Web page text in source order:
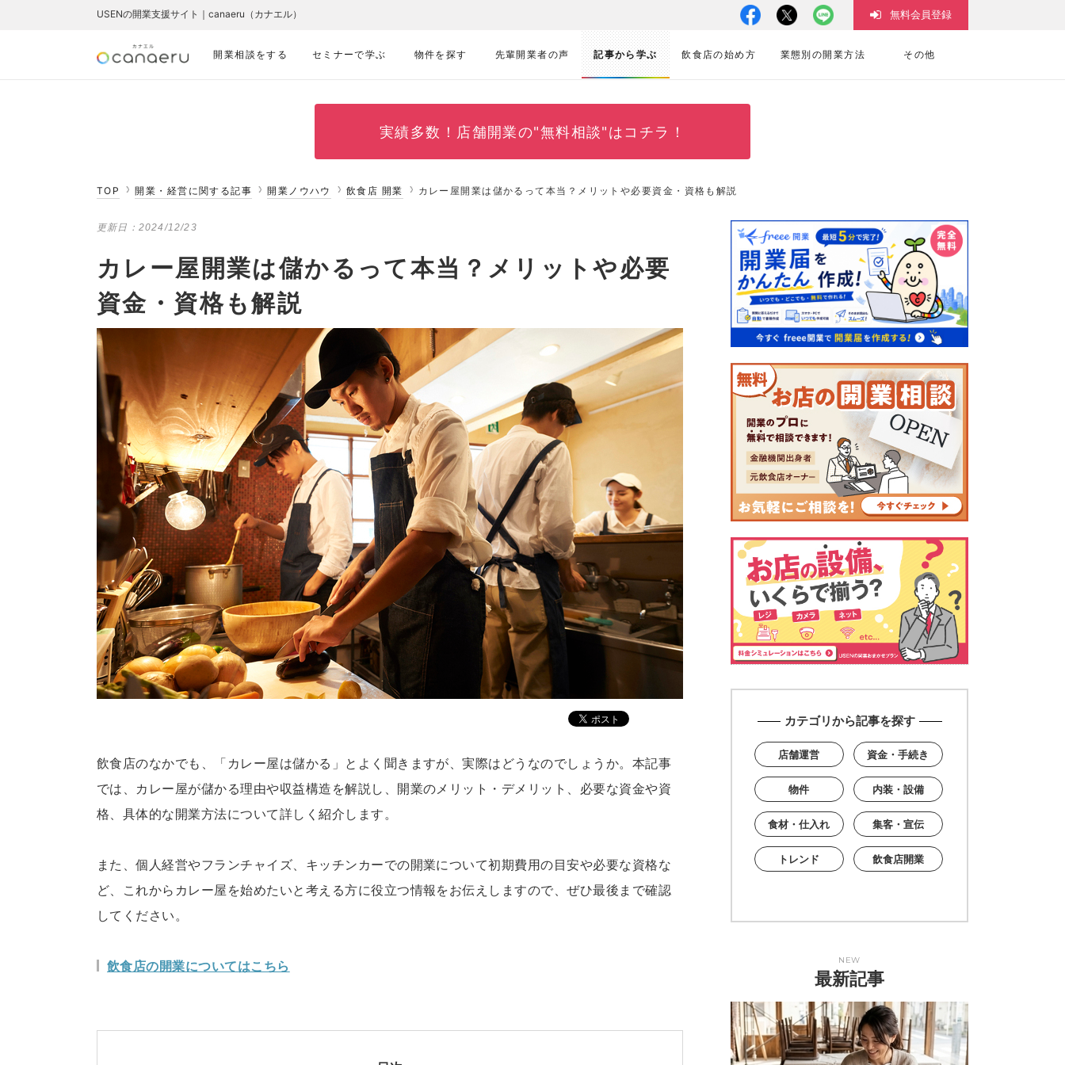
開業相談をする セミナーで学ぶ 物件を探す 先輩開業者の声 記事から学ぶ 飲食店の始め方 業態別の開業方法 その他
USENの開業支援サイト｜canaeru（カナエル） 無料会員登録
実績多数！ 店舗開業の"無料相談"はコチラ！
TOP 開業・経営に関する記事 開業ノウハウ 飲食店 開業 カレー屋開業は儲かるって本当？メリットや必要資金・資格も解説
更新日： 2024/12/23
カレー屋開業は儲かるって本当？メリットや必要
資金・資格も解説
飲食店のなかでも、「カレー屋は儲かる」とよく聞きますが、実際はどうなのでしょうか。本記事
では、カレー屋が儲かる理由や収益構造を解説し、開業のメリット・デメリット、必要な資金や資
格、具体的な開業方法について詳しく紹介します。
また、個人経営やフランチャイズ、キッチンカーでの開業について初期費用の目安や必要な資格な
ど、これからカレー屋を始めたいと考える方に役立つ情報をお伝えしますので、ぜひ最後まで確認
してください。
飲食店の開業についてはこちら
カテゴリから記事を探す
店舗運営 資金・手続き
物件 内装・設備
食材・仕入れ 集客・宣伝
トレンド 飲食店開業
NEW
最新記事